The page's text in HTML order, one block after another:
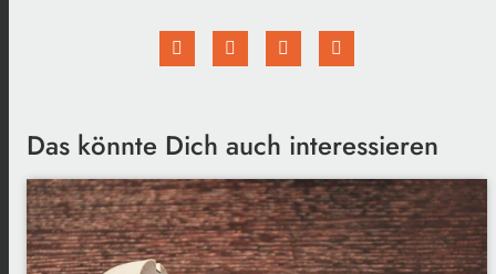
Das könnte Dich auch interessieren